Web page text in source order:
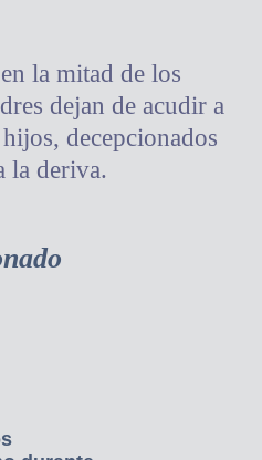
la mitad de los
dejan de acudir a
decepcionados
la deriva.